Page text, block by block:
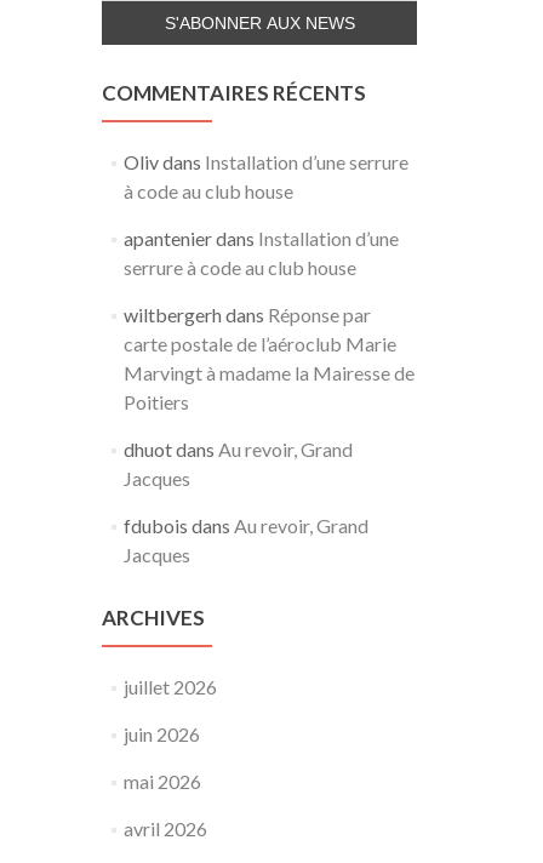
COMMENTAIRES RÉCENTS
Olivdans Installation d’une serrure
à code au club house
apantenierdans Installation d’une
serrure à code au club house
wiltbergerh dans Réponse par
carte postale de l’aéroclub Marie
Marvingt à madame la Mairesse de
Poitiers
dhuotdans Au revoir, Grand
Jacques
fdubois dans Au revoir, Grand
Jacques
ARCHIVES
juillet 2026
juin 2026
mai 2026
avril 2026